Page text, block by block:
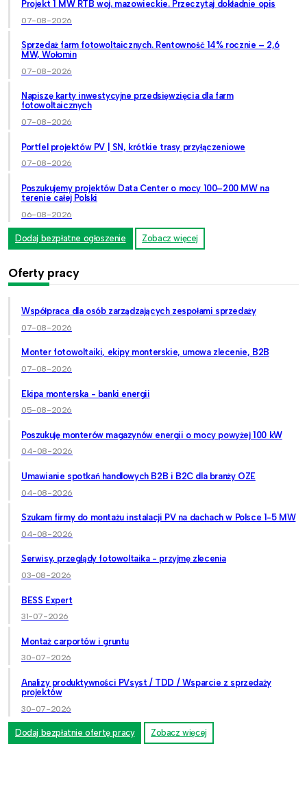
Projekt 1 MW RTB woj. mazowieckie. Przeczytaj dokładnie opis
07-08-2026
Sprzedaż farm fotowoltaicznych. Rentowność 14% rocznie – 2,6
MW, Wołomin
07-08-2026
Napiszę karty inwestycyjne przedsięwzięcia dla farm
fotowoltaicznych
07-08-2026
Portfel projektów PV | SN, krótkie trasy przyłączeniowe
07-08-2026
Poszukujemy projektów Data Center o mocy 100–200 MW na
terenie całej Polski
06-08-2026
Dodaj bezpłatne ogłoszenie Zobacz więcej
Oferty pracy
Współpraca dla osób zarządzających zespołami sprzedaży
07-08-2026
Monter fotowoltaiki, ekipy monterskie, umowa zlecenie, B2B
07-08-2026
Ekipa monterska - banki energii
05-08-2026
Poszukuję monterów magazynów energii o mocy powyżej 100 kW
04-08-2026
Umawianie spotkań handlowych B2B i B2C dla branży OZE
04-08-2026
Szukam firmy do montażu instalacji PV na dachach w Polsce 1-5 MW
04-08-2026
Serwisy, przeglądy fotowoltaika - przyjmę zlecenia
03-08-2026
BESS Expert
31-07-2026
Montaż carportów i gruntu
30-07-2026
Analizy produktywności PVsyst / TDD / Wsparcie z sprzedaży
projektów
30-07-2026
Dodaj bezpłatnie ofertę pracy Zobacz więcej